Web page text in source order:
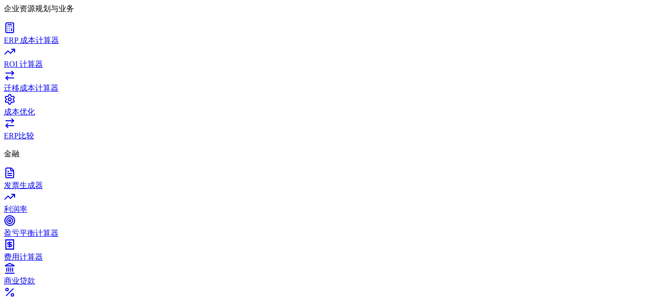
企业资源规划与业务
ERP 成本计算器
ROI 计算器
迁移成本计算器
成本优化
ERP比较
金融
发票生成器
利润率
盈亏平衡计算器
费用计算器
商业贷款